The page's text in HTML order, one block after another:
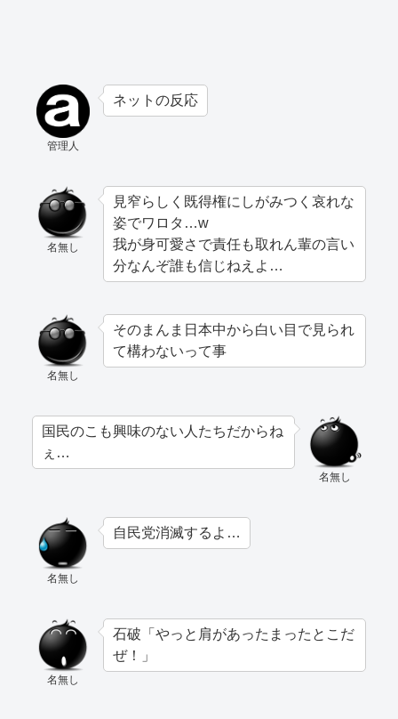
管理人
ネットの反応
名無し
見窄らしく既得権にしがみつく哀れな
姿でワロタ…w
我が身可愛さで責任も取れん輩の言い
分なんぞ誰も信じねえよ…
名無し
そのまんま日本中から白い目で見られ
て構わないって事
名無し
国民のこも興味のない人たちだからね
ぇ…
名無し
自民党消滅するよ…
名無し
石破「やっと肩があったまったとこだ
ぜ！」